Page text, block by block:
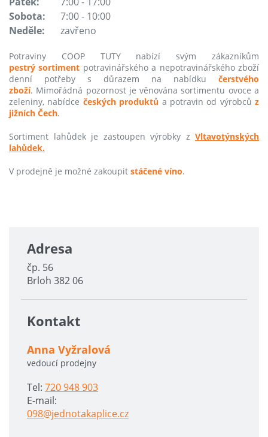
Sobota:
7:00 - 10:00
Neděle:
zavřeno
Potraviny COOP TUTY nabízí svým zákazníkům
pestrý sortiment potravinářského a nepotravinářského zboží
denní potřeby s důrazem na nabídku čerstvého
zboží. Mimořádná pozornost je věnována sortimentu ovoce a
zeleniny, nabídce českých produktů a potravin od výrobců z
jižních Čech.
Sortiment lahůdek je zastoupen výrobky z Vltavotýnských
lahůdek.
V prodejně je možné zakoupit stáčené víno.
Adresa
čp. 56
Brloh 382 06
Kontakt
Anna Vyžralová
vedoucí prodejny
Tel: 720 948 903
E-mail:
098@jednotakaplice.cz